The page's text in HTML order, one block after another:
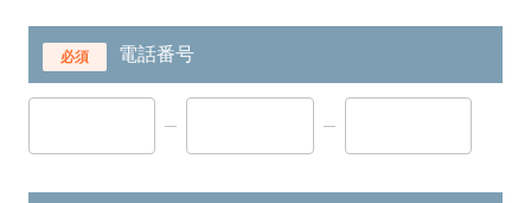
必須 電話番号